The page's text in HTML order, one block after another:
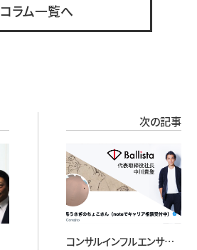
コラム一覧へ
次の記事
コンサルインフルエンサー